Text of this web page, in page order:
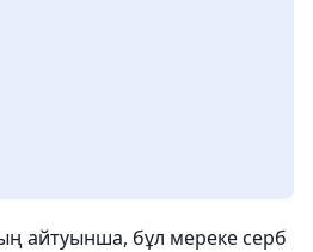
айтуынша, бұл мереке серб